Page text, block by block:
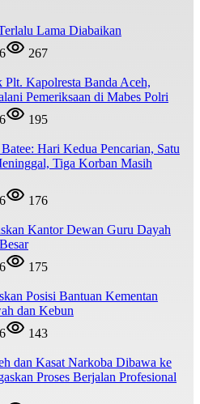
Lama Diabaikan
267
Kapolresta Banda Aceh,
Pemeriksaan di Mabes Polri
195
Hari Kedua Pencarian, Satu
Tiga Korban Masih
176
Kantor Dewan Guru Dayah
175
Posisi Bantuan Kementan
dan Kebun
143
dan Kasat Narkoba Dibawa ke
Proses Berjalan Profesional